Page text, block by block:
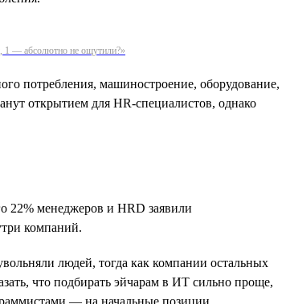
1 — абсолютно не ощутили?»
потребления, машиностроение, оборудование,
открытием для HR-специалистов, однако
22% менеджеров и HRD заявили
компаний.
людей, тогда как компании остальных
что подбирать эйчарам в ИТ сильно проще,
— на начальные позиции